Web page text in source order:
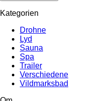
Kategorien
Drohne
Lyd
Sauna
Spa
Trailer
Verschiedene
Vildmarksbad